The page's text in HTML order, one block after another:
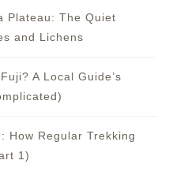
Plateau: The Quiet
and Lichens
A Local Guide’s
How Regular Trekking
1)